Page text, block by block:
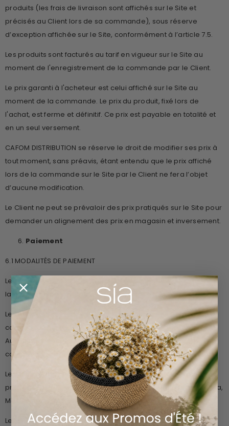
produits (les frais de livraison sont affichés sur le Site et
précisés au Client lors de sa commande), sous réserve
d’exception affichée sur le Site, conformément à l’article 7.5.
Les produits sont facturés au tarif en vigueur sur le Site au
moment de l'enregistrement de la commande par le Client.
Le prix garanti à l'acheteur est celui affiché sur le Site au
moment de la commande. Le prix du produit, fixé lors de
l'achat, est ferme et définitif. Ce prix est payable en totalité et
en un seul versement.
CAFOM DISTRIBUTION se réserve le droit de modifier ses prix à
tout moment, sans préavis, étant entendu que le prix affiché
lors de la commande sur le Site par le Client ne fera l’objet
d’aucune modification.
Le Client ne peut se prévaloir des prix pratiqués sur le Site pour
demander un alignement des prix en magasin et inversement.
Paiement
6.1 MODALITÉS DE PAIEMENT
Le paiement de la totalité du prix de la commande est dû dès
la passation de commande sur le Site.
Le Client s'engage à régler le prix stipulé pour le produit
commandé sur le Site (prix des produits et du transport).
Aucun paiement effectué par le Client ne peut être considéré
comme des arrhes.
Le Client règle sa commande par carte bancaire tel que
proposé sur le Site. Les cartes bancaires acceptées sont : Visa,
Mastercard, Carte bleue émises en France.
Le Client doit saisir ses coordonnées bancaires.